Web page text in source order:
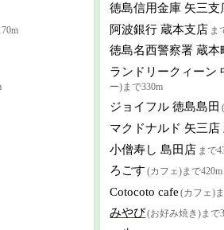
徳島信用金庫 矢三支
阿波銀行 蔵本支店 ま
徳島名西警察署 蔵本
ランドリークィーン
ー)まで330m
ジョイフル 徳島島田
マクドナルド 矢三店
小僧寿し 島田店 まで
ろごす (カフェ)まで420m
Cotocoto cafe (カフェ)
みやび(お好み焼き)まで